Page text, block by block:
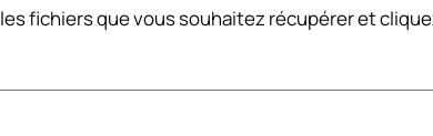
fichiers que vous souhaitez récupérer et